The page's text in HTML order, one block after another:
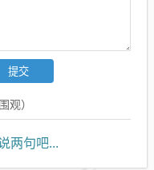
观）
两句吧...